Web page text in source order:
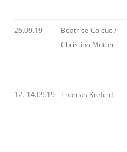
26.09.19
Beatrice Colcuc /
Christina Mutter
12.-14.09.19 Thomas Krefeld